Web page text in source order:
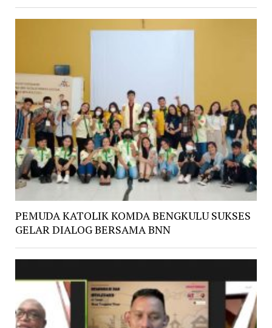
PEMUDA KATOLIK KOMDA BENGKULU SUKSES
GELAR DIALOG BERSAMA BNN